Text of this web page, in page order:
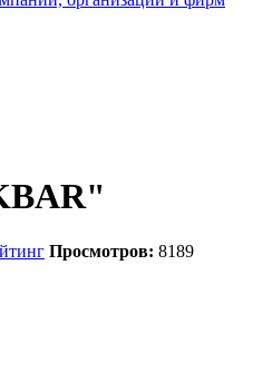
Просмотров: 8189